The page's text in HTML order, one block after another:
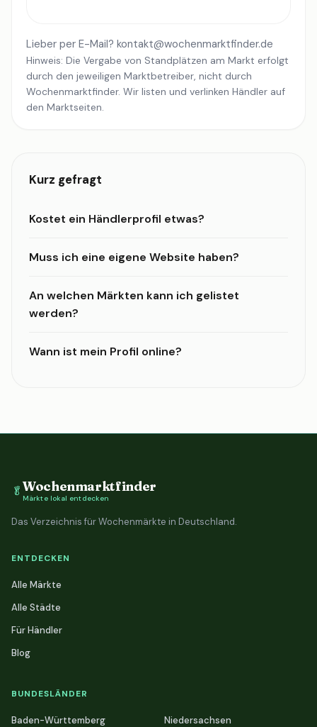
Lieber per E-Mail? kontakt@wochenmarktfinder.de
Hinweis: Die Vergabe von Standplätzen am Markt erfolgt
durch den jeweiligen Marktbetreiber, nicht durch
Wochenmarktfinder. Wir listen und verlinken Händler auf
den Marktseiten.
Kurz gefragt
Kostet ein Händlerprofil etwas?
Muss ich eine eigene Website haben?
An welchen Märkten kann ich gelistet
werden?
Wann ist mein Profil online?
🥬Wochenmarktfinder
Märkte lokal entdecken
Das Verzeichnis für Wochenmärkte in Deutschland.
ENTDECKEN
Alle Märkte
Alle Städte
Für Händler
Blog
BUNDESLÄNDER
Baden-Württemberg
Niedersachsen